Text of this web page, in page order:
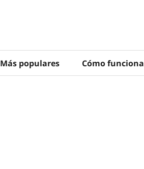
Más populares Cómo funciona